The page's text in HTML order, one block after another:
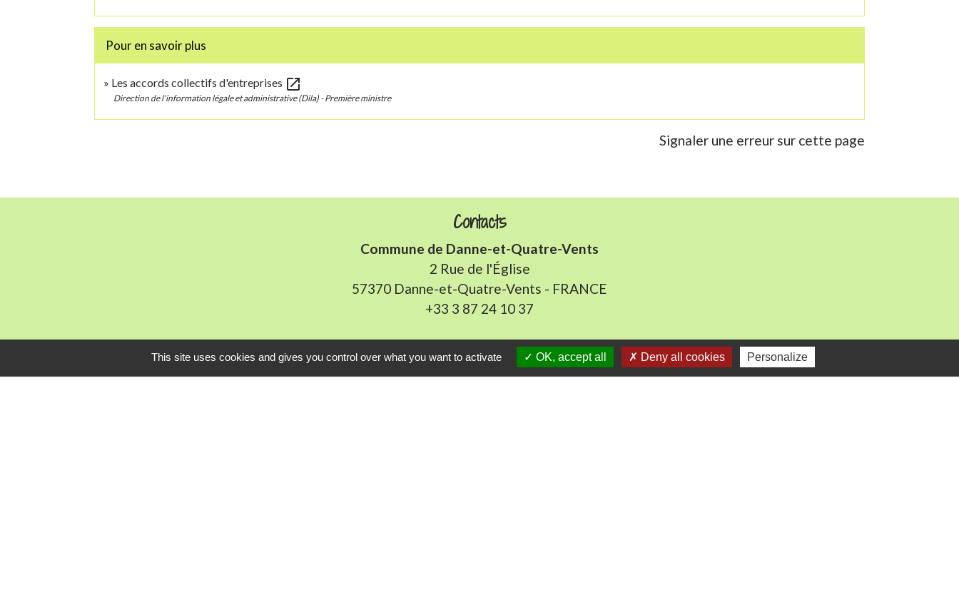
Pour en savoir plus
Les accords collectifs d'entreprises open_in_new
Direction de l'information légale et administrative (Dila) - Première ministre
Signaler une erreur sur cette page
Contacts
Commune de Danne-et-Quatre-Vents
2 Rue de l'Église
57370 Danne-et-Quatre-Vents - FRANCE
+33 3 87 24 10 37
Accueil en mairie :
Lundi de 10h à 12h et de 16h à 19h
This site uses cookies and gives you control over what you want to activate OK, accept all Deny all cookies Personalize